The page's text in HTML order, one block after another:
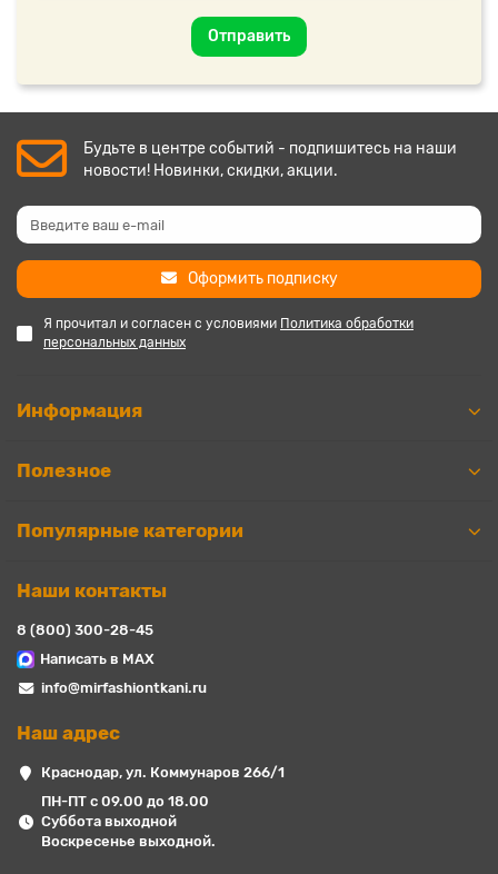
Отправить
Будьте в центре событий - подпишитесь на наши
новости! Новинки, скидки, акции.
Оформить подписку
Я прочитал и согласен с условиями Политика обработки
персональных данных
Информация
Полезное
Популярные категории
Наши контакты
8 (800) 300-28-45
Написать в MAX
info@mirfashiontkani.ru
Наш адрес
Краснодар, ул. Коммунаров 266/1
ПН-ПТ с 09.00 до 18.00
Суббота выходной
Воскресенье выходной.